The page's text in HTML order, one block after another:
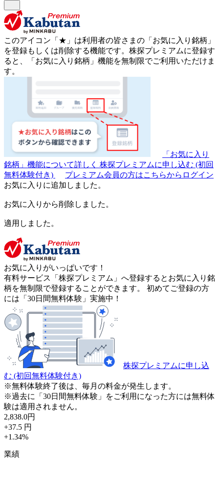
このアイコン 「★」 は利用者の皆さまの 「お気に入り銘柄」
を登録もしくは削除する機能です。 株探プレミアムに登録す
ると、「お気に入り銘柄」機能を無制限でご利用いただけま
す。
「お気に入り
銘柄」機能について詳しく 株探プレミアムに申し込む (初回
無料体験付き)
プレミアム会員の方はこちらからログイン
お気に入りに追加しました。
お気に入りから削除しました。
適用しました。
お気に入りがいっぱいです！
有料サービス「株探プレミアム」へ登録するとお気に入り銘
柄を無制限で登録することができます。 初めてご登録の方
には「30日間無料体験」実施中！
株探プレミアムに申し込
む (初回無料体験付き)
※無料体験終了後は、毎月の料金が発生します。
※過去に「30日間無料体験」をご利用になった方には無料体
験は適用されません。
2,838.0円
+37.5 円
+1.34%
業績